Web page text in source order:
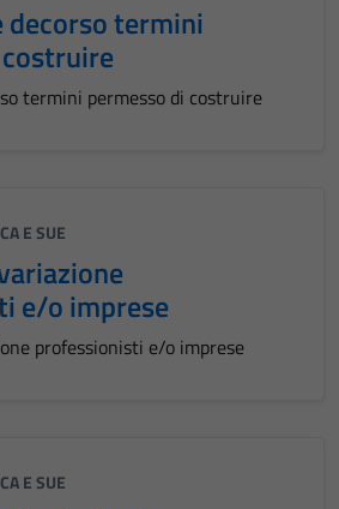
termini
termini permesso di costruire
E SUE
e/o imprese
professionisti e/o imprese
E SUE